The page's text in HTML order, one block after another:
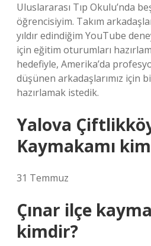
Uluslararası Tıp Okulu’nda
öğrencisiyim. Takım
yıldır edindiğim YouTube
için eğitim oturumları
hedefiyle, Amerika’da
düşünen arkadaşlarımız için
hazırlamak istedik.
Yalova
Kaymakamı
31 Temmuz
Çınar ilçe
kimdir?